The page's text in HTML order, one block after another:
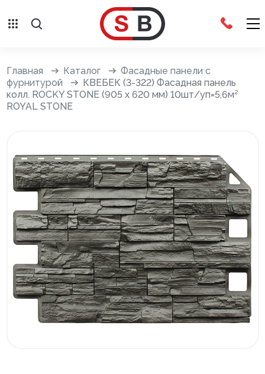
Сайдинг с фурнитурой
Водосточные системы
Дренажная система
Отливы
Террасная доска
Внутренняя отделка
Вагонка ПВХ
Главная Каталог
Фасадные панели с
фурнитурой
КВЕБЕК (3-322) Фасадная панель
колл. ROCKY STONE (905 х 620 мм) 10шт/уп=5,6м²
ROYAL STONE